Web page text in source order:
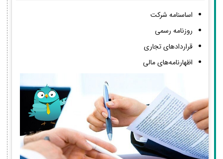
اساسنامه شرکت
روزنامه رسمی
قراردادهای تجاری
اظهارنامه‌های مالی